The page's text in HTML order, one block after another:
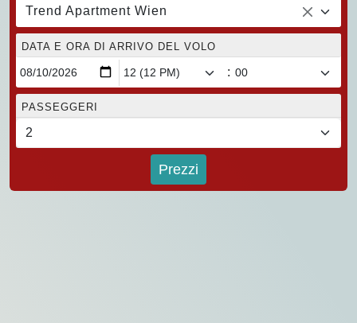
Trend Apartment Wien
DATA E ORA DI ARRIVO DEL VOLO
:
PASSEGGERI
Prezzi